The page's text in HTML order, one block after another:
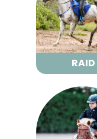
RAID
RAID
PONIS